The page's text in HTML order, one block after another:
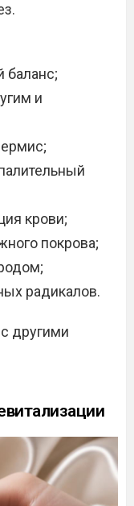
баланс;
и
крови;
покрова;
радикалов.
другими